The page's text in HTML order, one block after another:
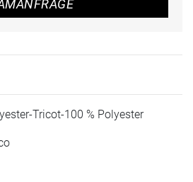
Tricot-100 % Polyester